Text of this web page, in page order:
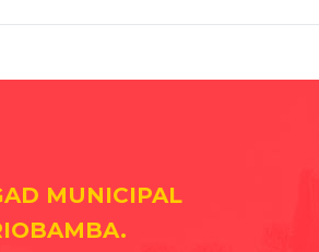
MUNICIPAL